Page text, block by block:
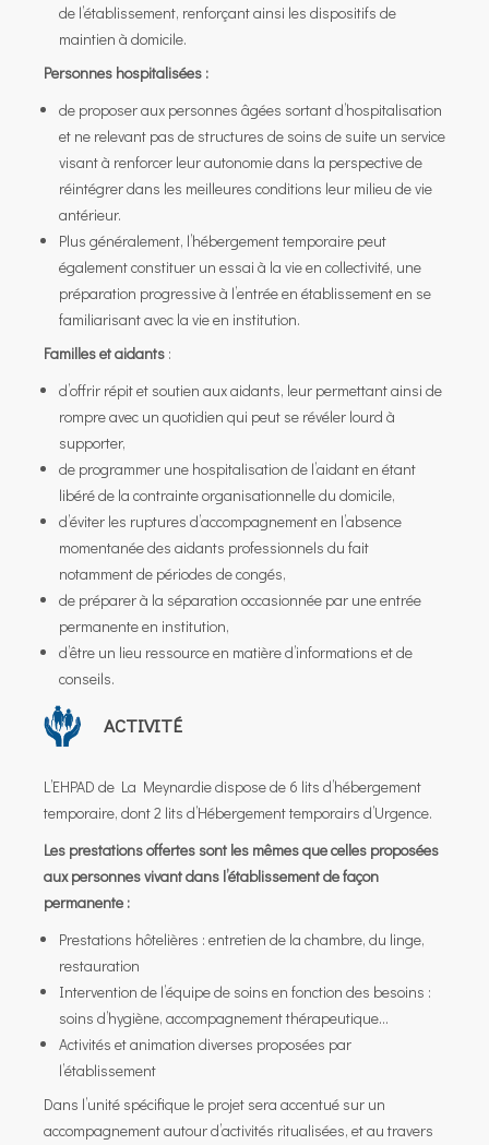
de l’établissement, renforçant ainsi les dispositifs de
maintien à domicile.
Personnes hospitalisées :
de proposer aux personnes âgées sortant d’hospitalisation
et ne relevant pas de structures de soins de suite un service
visant à renforcer leur autonomie dans la perspective de
réintégrer dans les meilleures conditions leur milieu de vie
antérieur.
Plus généralement, l’hébergement temporaire peut
également constituer un essai à la vie en collectivité, une
préparation progressive à l’entrée en établissement en se
familiarisant avec la vie en institution.
Familles et aidants :
d’offrir répit et soutien aux aidants, leur permettant ainsi de
rompre avec un quotidien qui peut se révéler lourd à
supporter,
de programmer une hospitalisation de l’aidant en étant
libéré de la contrainte organisationnelle du domicile,
d’éviter les ruptures d’accompagnement en l’absence
momentanée des aidants professionnels du fait
notamment de périodes de congés,
de préparer à la séparation occasionnée par une entrée
permanente en institution,
d’être un lieu ressource en matière d’informations et de
conseils.
ACTIVITÉ
L’EHPAD de La Meynardie dispose de 6 lits d’hébergement
temporaire, dont 2 lits d’Hébergement temporairs d’Urgence.
Les prestations offertes sont les mêmes que celles proposées
aux personnes vivant dans l’établissement de façon
permanente :
Prestations hôtelières : entretien de la chambre, du linge,
restauration
Intervention de l’équipe de soins en fonction des besoins :
soins d’hygiène, accompagnement thérapeutique…
Activités et animation diverses proposées par
l’établissement
Dans l’unité spécifique le projet sera accentué sur un
accompagnement autour d’activités ritualisées, et au travers